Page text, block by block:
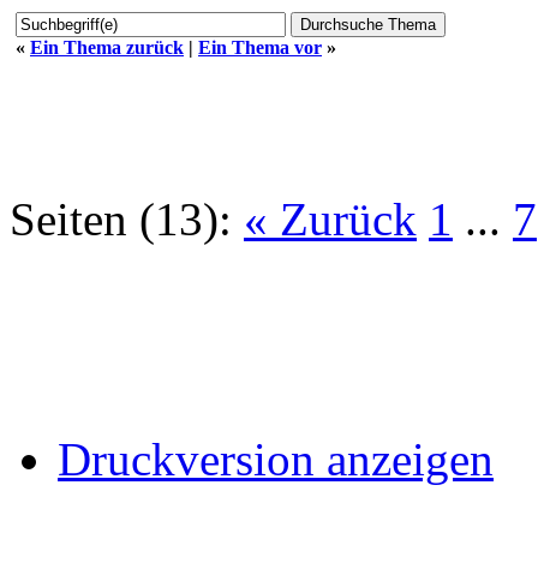
« Ein Thema zurück | Ein Thema vor »
Seiten (13): « Zurück 1 ... 7
Druckversion anzeigen